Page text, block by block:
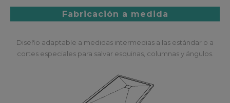
Fabricación a medida
Diseño adaptable a medidas intermedias a las estándar o a
cortes especiales para salvar esquinas, columnas y ángulos.